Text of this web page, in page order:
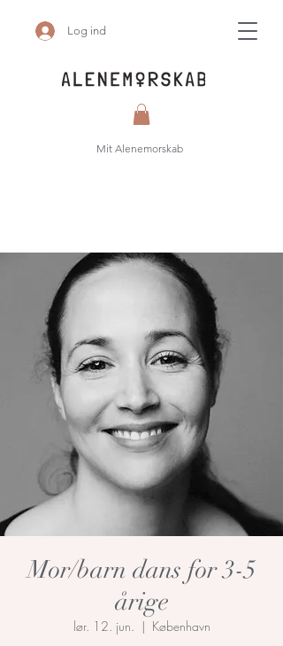
Log ind
Mit Alenemorskab
Mor/barn dans for 3-5
årige
lør. 12. jun.
  |
København